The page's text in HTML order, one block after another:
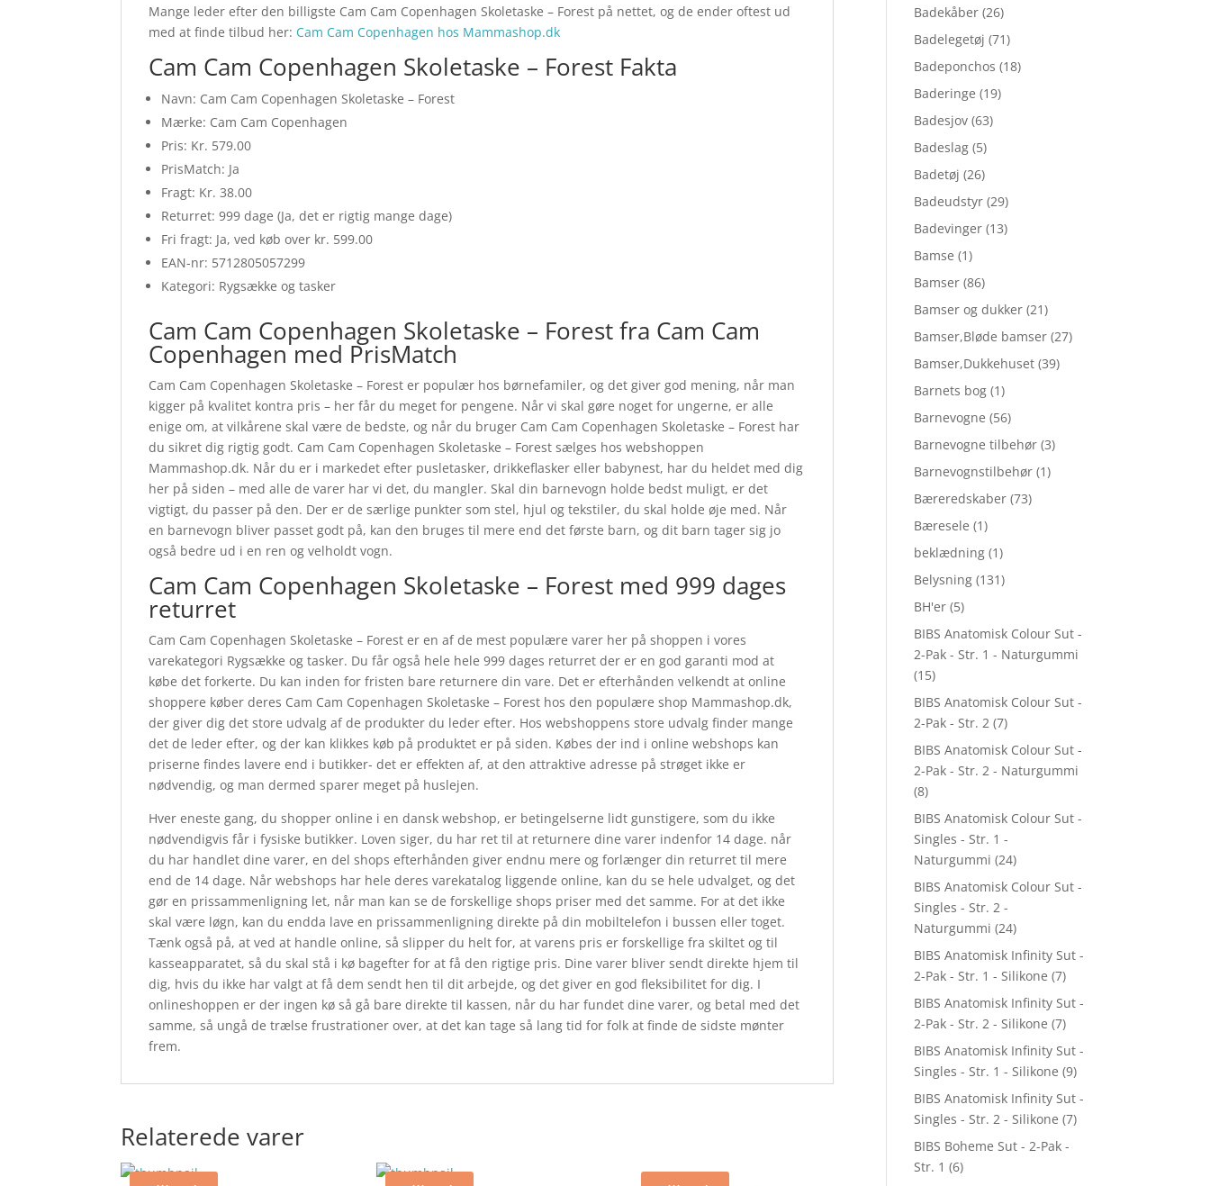
Mange leder efter den billigste Cam Cam Copenhagen Skoletaske – Forest på nettet, og de ender oftest ud
med at finde tilbud her: Cam Cam Copenhagen hos Mammashop.dk
Cam Cam Copenhagen Skoletaske – Forest Fakta
Navn: Cam Cam Copenhagen Skoletaske – Forest
Mærke: Cam Cam Copenhagen
Pris: Kr. 579.00
PrisMatch: Ja
Fragt: Kr. 38.00
Returret: 999 dage (Ja, det er rigtig mange dage)
Fri fragt: Ja, ved køb over kr. 599.00
EAN-nr: 5712805057299
Kategori: Rygsække og tasker
Cam Cam Copenhagen Skoletaske – Forest fra Cam Cam
Copenhagen med PrisMatch
Cam Cam Copenhagen Skoletaske – Forest er populær hos børnefamiler, og det giver god mening, når man
kigger på kvalitet kontra pris – her får du meget for pengene. Når vi skal gøre noget for ungerne, er alle
enige om, at vilkårene skal være de bedste, og når du bruger Cam Cam Copenhagen Skoletaske – Forest har
du sikret dig rigtig godt. Cam Cam Copenhagen Skoletaske – Forest sælges hos webshoppen
Mammashop.dk. Når du er i markedet efter pusletasker, drikkeflasker eller babynest, har du heldet med dig
her på siden – med alle de varer har vi det, du mangler. Skal din barnevogn holde bedst muligt, er det
vigtigt, du passer på den. Der er de særlige punkter som stel, hjul og tekstiler, du skal holde øje med. Når
en barnevogn bliver passet godt på, kan den bruges til mere end det første barn, og dit barn tager sig jo
også bedre ud i en ren og velholdt vogn.
Cam Cam Copenhagen Skoletaske – Forest med 999 dages
returret
Cam Cam Copenhagen Skoletaske – Forest er en af de mest populære varer her på shoppen i vores
varekategori Rygsække og tasker. Du får også hele hele 999 dages returret der er en god garanti mod at
købe det forkerte. Du kan inden for fristen bare returnere din vare. Det er efterhånden velkendt at online
shoppere køber deres Cam Cam Copenhagen Skoletaske – Forest hos den populære shop Mammashop.dk,
der giver dig det store udvalg af de produkter du leder efter. Hos webshoppens store udvalg finder mange
det de leder efter, og der kan klikkes køb på produktet er på siden. Købes der ind i online webshops kan
priserne findes lavere end i butikker- det er effekten af, at den attraktive adresse på strøget ikke er
nødvendig, og man dermed sparer meget på huslejen.
Hver eneste gang, du shopper online i en dansk webshop, er betingelserne lidt gunstigere, som du ikke
nødvendigvis får i fysiske butikker. Loven siger, du har ret til at returnere dine varer indenfor 14 dage. når
du har handlet dine varer, en del shops efterhånden giver endnu mere og forlænger din returret til mere
end de 14 dage. Når webshops har hele deres varekatalog liggende online, kan du se hele udvalget, og det
gør en prissammenligning let, når man kan se de forskellige shops priser med det samme. For at det ikke
skal være løgn, kan du endda lave en prissammenligning direkte på din mobiltelefon i bussen eller toget.
Tænk også på, at ved at handle online, så slipper du helt for, at varens pris er forskellige fra skiltet og til
kasseapparatet, så du skal stå i kø bagefter for at få den rigtige pris. Dine varer bliver sendt direkte hjem til
dig, hvis du ikke har valgt at få dem sendt hen til dit arbejde, og det giver en god fleksibilitet for dig. I
onlineshoppen er der ingen kø så gå bare direkte til kassen, når du har fundet dine varer, og betal med det
samme, så ungå de trælse frustrationer over, at det kan tage så lang tid for folk at finde de sidste mønter
frem.
Relaterede varer
Badekåber (26)
Badelegetøj (71)
Badeponchos (18)
Baderinge (19)
Badesjov (63)
Badeslag (5)
Badetøj (26)
Badeudstyr (29)
Badevinger (13)
Bamse (1)
Bamser (86)
Bamser og dukker (21)
Bamser,Bløde bamser (27)
Bamser,Dukkehuset (39)
Barnets bog (1)
Barnevogne (56)
Barnevogne tilbehør (3)
Barnevognstilbehør (1)
Bæreredskaber (73)
Bæresele (1)
beklædning (1)
Belysning (131)
BH'er (5)
BIBS Anatomisk Colour Sut -
2-Pak - Str. 1 - Naturgummi
(15)
BIBS Anatomisk Colour Sut -
2-Pak - Str. 2 (7)
BIBS Anatomisk Colour Sut -
2-Pak - Str. 2 - Naturgummi
(8)
BIBS Anatomisk Colour Sut -
Singles - Str. 1 -
Naturgummi (24)
BIBS Anatomisk Colour Sut -
Singles - Str. 2 -
Naturgummi (24)
BIBS Anatomisk Infinity Sut -
2-Pak - Str. 1 - Silikone (7)
BIBS Anatomisk Infinity Sut -
2-Pak - Str. 2 - Silikone (7)
BIBS Anatomisk Infinity Sut -
Singles - Str. 1 - Silikone (9)
BIBS Anatomisk Infinity Sut -
Singles - Str. 2 - Silikone (7)
BIBS Boheme Sut - 2-Pak -
Str. 1 (6)